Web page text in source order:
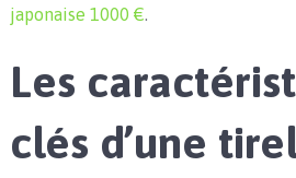
japonaise 1000 €.
Les
clés d’une